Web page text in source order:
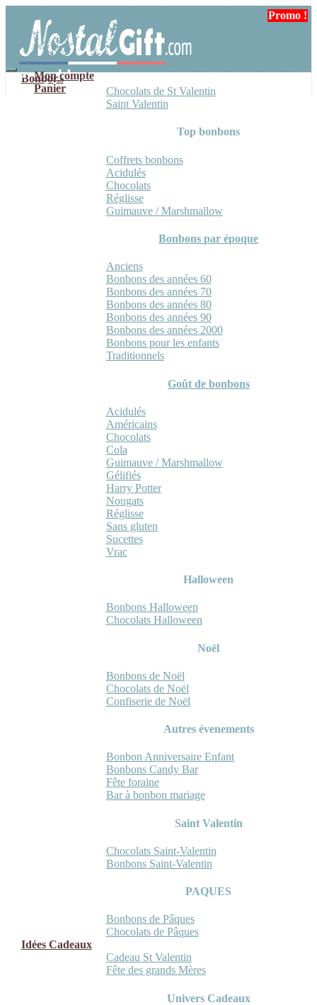
navigation
contenu
Mon compte
Panier
Bonbons
Chocolats de St Valentin
Saint Valentin
Top bonbons
Coffrets bonbons
Acidulés
Chocolats
Réglisse
Guimauve / Marshmallow
Bonbons par époque
Anciens
Bonbons des années 60
Bonbons des années 70
Bonbons des années 80
Bonbons des années 90
Bonbons des années 2000
Bonbons pour les enfants
Traditionnels
Goût de bonbons
Acidulés
Américains
Chocolats
Cola
Guimauve / Marshmallow
Gélifiés
Harry Potter
Nougats
Réglisse
Sans gluten
Sucettes
Vrac
Halloween
Bonbons Halloween
Chocolats Halloween
Noël
Bonbons de Noël
Chocolats de Noël
Confiserie de Noël
Autres évenements
Bonbon Anniversaire Enfant
Bonbons Candy Bar
Fête foraine
Bar à bonbon mariage
Saint Valentin
Chocolats Saint-Valentin
Bonbons Saint-Valentin
PAQUES
Bonbons de Pâques
Chocolats de Pâques
Idées Cadeaux
Cadeau St Valentin
Fête des grands Mères
Univers Cadeaux
Promo !